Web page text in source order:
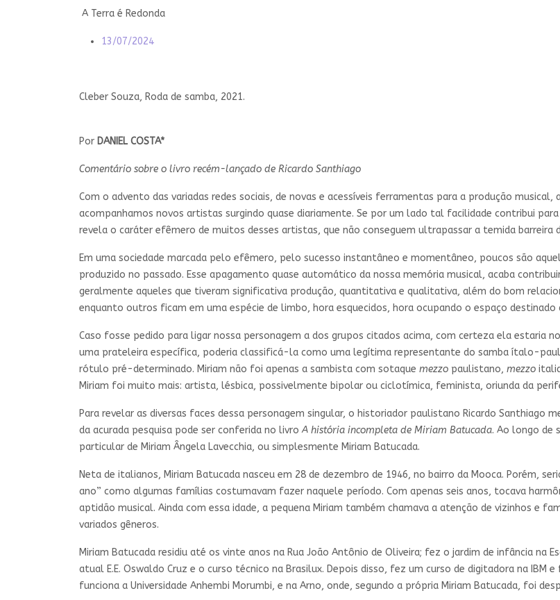
A Terra é Redonda
13/07/2024
Cleber Souza, Roda de samba, 2021.
Por DANIEL COSTA*
Comentário sobre o livro recém-lançado de Ricardo Santhiago
Com o advento das variadas redes sociais, de novas e acessíveis ferramentas para a produção
acompanhamos novos artistas surgindo quase diariamente. Se por um lado tal facilidade contribui
revela o caráter efêmero de muitos desses artistas, que não conseguem ultrapassar a temida barreira
Em uma sociedade marcada pelo efêmero, pelo sucesso instantâneo e momentâneo, poucos são
produzido no passado. Esse apagamento quase automático da nossa memória musical, acaba
geralmente aqueles que tiveram significativa produção, quantitativa e qualitativa, além do bom
enquanto outros ficam em uma espécie de limbo, hora esquecidos, hora ocupando o espaço destinado
Caso fosse pedido para ligar nossa personagem a dos grupos citados acima, com certeza ela estaria
uma prateleira específica, poderia classificá-la como uma legítima representante do samba ítalo-
rótulo pré-determinado. Miriam não foi apenas a sambista com sotaque mezzo paulistano, mezzo
Miriam foi muito mais: artista, lésbica, possivelmente bipolar ou ciclotímica, feminista, oriunda da
Para revelar as diversas faces dessa personagem singular, o historiador paulistano Ricardo
da acurada pesquisa pode ser conferida no livroA história incompleta de Miriam Batucada. Ao longo de
particular de Miriam Ângela Lavecchia, ou simplesmente Miriam Batucada.
Neta de italianos, Miriam Batucada nasceu em 28 de dezembro de 1946, no bairro da Mooca. Porém,
ano” como algumas famílias costumavam fazer naquele período. Com apenas seis anos, tocava
aptidão musical. Ainda com essa idade, a pequena Miriam também chamava a atenção de vizinhos e
variados gêneros.
Miriam Batucada residiu até os vinte anos na Rua João Antônio de Oliveira; fez o jardim de infância na
atual E.E. Oswaldo Cruz e o curso técnico na Brasilux. Depois disso, fez um curso de digitadora na
funciona a Universidade Anhembi Morumbi, e na Arno, onde, segundo a própria Miriam Batucada, foi